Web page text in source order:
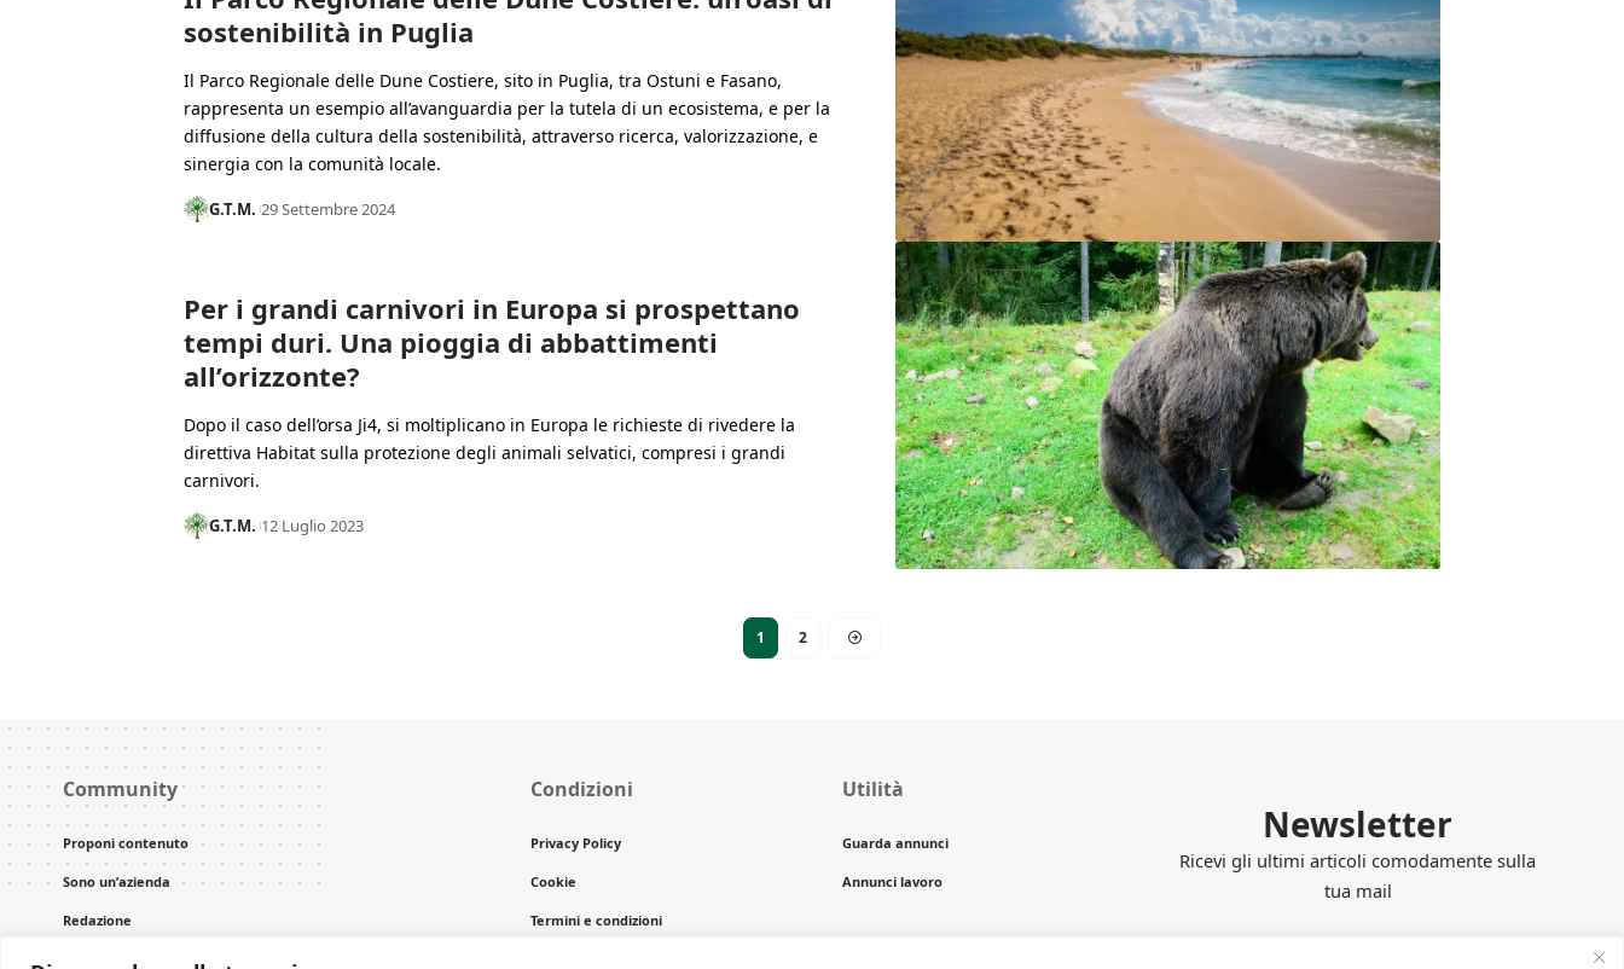
sostenibilità in Puglia
Il Parco Regionale delle Dune Costiere, sito in Puglia, tra Ostuni e Fasano,
rappresenta un esempio all’avanguardia per la tutela di un ecosistema, e per la
diffusione della cultura della sostenibilità, attraverso ricerca, valorizzazione, e
sinergia con la comunità locale.
G.T.M. 29 Settembre 2024
Per i grandi carnivori in Europa si prospettano
tempi duri. Una pioggia di abbattimenti
all’orizzonte?
Dopo il caso dell’orsa Ji4, si moltiplicano in Europa le richieste di rivedere la
direttiva Habitat sulla protezione degli animali selvatici, compresi i grandi
carnivori.
G.T.M. 12 Luglio 2023
1 2
Community
Proponi contenuto
Sono un’azienda
Redazione
Condizioni
Privacy Policy
Cookie
Termini e condizioni
Utilità
Guarda annunci
Annunci lavoro
Newsletter
Ricevi gli ultimi articoli comodamente sulla
tua mail